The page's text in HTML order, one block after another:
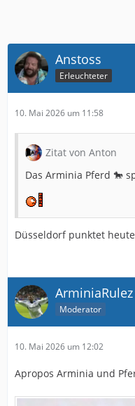
Anstoss
Erleuchteter
10. Mai 2026 um 11:58
Zitat von Anton
Das Arminia Pferd 🐎
Düsseldorf punktet
ArminiaRulez
Moderator
10. Mai 2026 um 12:02
Apropos Arminia und